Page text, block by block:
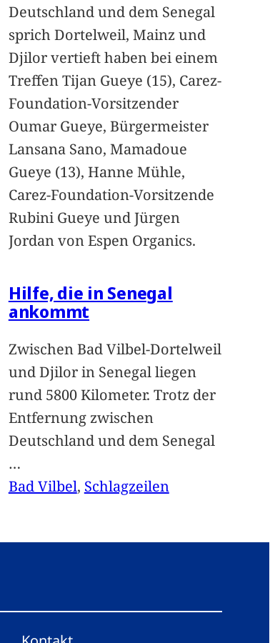
Deutschland und dem Senegal
sprich Dortelweil, Mainz und
Djilor vertieft haben bei einem
Treffen Tijan Gueye (15), Carez-
Foundation-Vorsitzender
Oumar Gueye, Bürgermeister
Lansana Sano, Mamadoue
Gueye (13), Hanne Mühle,
Carez-Foundation-Vorsitzende
Rubini Gueye und Jürgen
Jordan von Espen Organics.
Hilfe, die in Senegal
ankommt
Zwischen Bad Vilbel-Dortelweil
und Djilor in Senegal liegen
rund 5800 Kilometer. Trotz der
Entfernung zwischen
Deutschland und dem Senegal
…
Bad Vilbel, Schlagzeilen